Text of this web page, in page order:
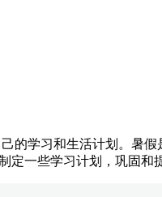
的学习和生活计划。暑
一些学习计划，巩固和